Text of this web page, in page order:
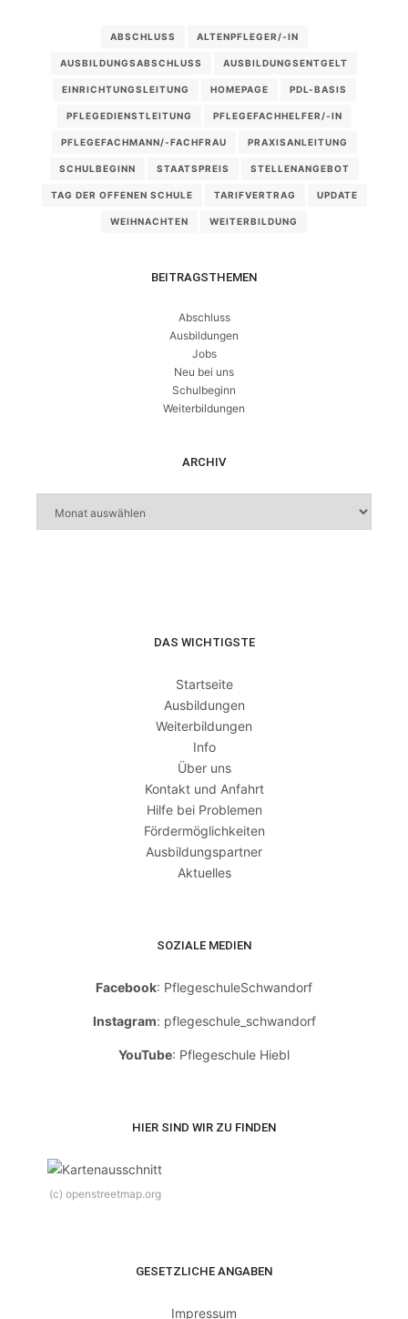
ABSCHLUSS ALTENPFLEGER/-IN
AUSBILDUNGSABSCHLUSS AUSBILDUNGSENTGELT
EINRICHTUNGSLEITUNG HOMEPAGE PDL-BASIS
PFLEGEDIENSTLEITUNG PFLEGEFACHHELFER/-IN
PFLEGEFACHMANN/-FACHFRAU PRAXISANLEITUNG
SCHULBEGINN STAATSPREIS STELLENANGEBOT
TAG DER OFFENEN SCHULE TARIFVERTRAG UPDATE
WEIHNACHTEN WEITERBILDUNG
BEITRAGSTHEMEN
Abschluss
Ausbildungen
Jobs
Neu bei uns
Schulbeginn
Weiterbildungen
ARCHIV
DAS WICHTIGSTE
Startseite
Ausbildungen
Weiterbildungen
Info
Über uns
Kontakt und Anfahrt
Hilfe bei Problemen
Fördermöglichkeiten
Ausbildungspartner
Aktuelles
SOZIALE MEDIEN
Facebook: PflegeschuleSchwandorf
Instagram: pflegeschule_schwandorf
YouTube: Pflegeschule Hiebl
HIER SIND WIR ZU FINDEN
(c) openstreetmap.org
GESETZLICHE ANGABEN
Impressum